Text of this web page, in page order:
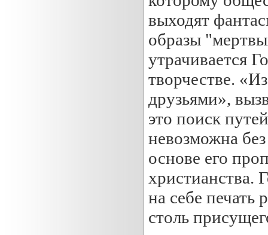
выходят
образы
утрачивается
творчестве.
друзьями»,
это поиск
невозможна
основе его
христианства.
на себе печать
столь